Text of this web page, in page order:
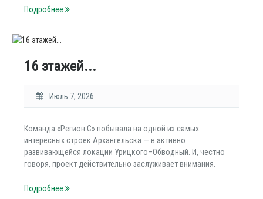
Подробнее
16 этажей...
Июль 7, 2026
Команда «Регион С» побывала на одной из самых
интересных строек Архангельска — в активно
развивающейся локации Урицкого–Обводный. И, честно
говоря, проект действительно заслуживает внимания.
Подробнее